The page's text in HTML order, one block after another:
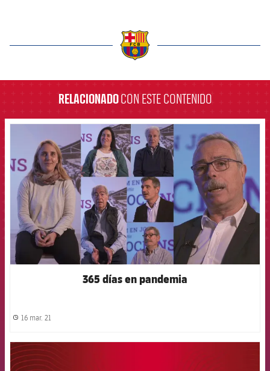
RELACIONADOCON ESTE CONTENIDO
FCB Barcelona badge
365 días en pandemia
label.share.clock
16 mar. 21